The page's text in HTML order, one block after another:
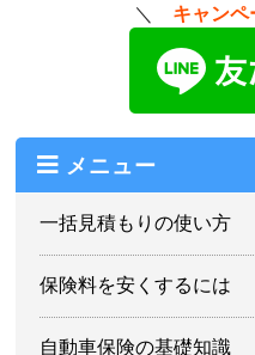
＼ キャンペ
メニュー
一括見積もりの使い方
保険料を安くするには
自動車保険の基礎知識